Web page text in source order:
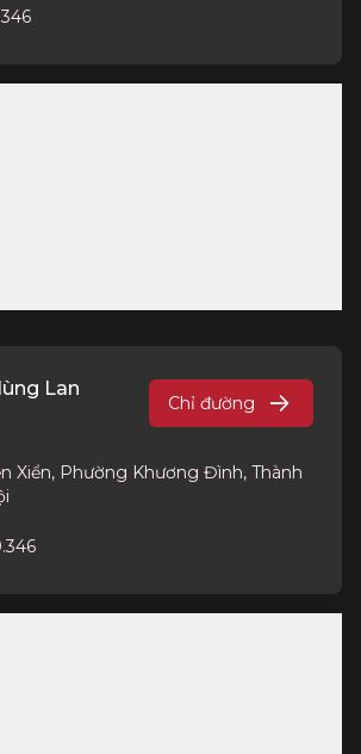
Lan
Chỉ đường
Xiển, Phường Khương Đình, Thành